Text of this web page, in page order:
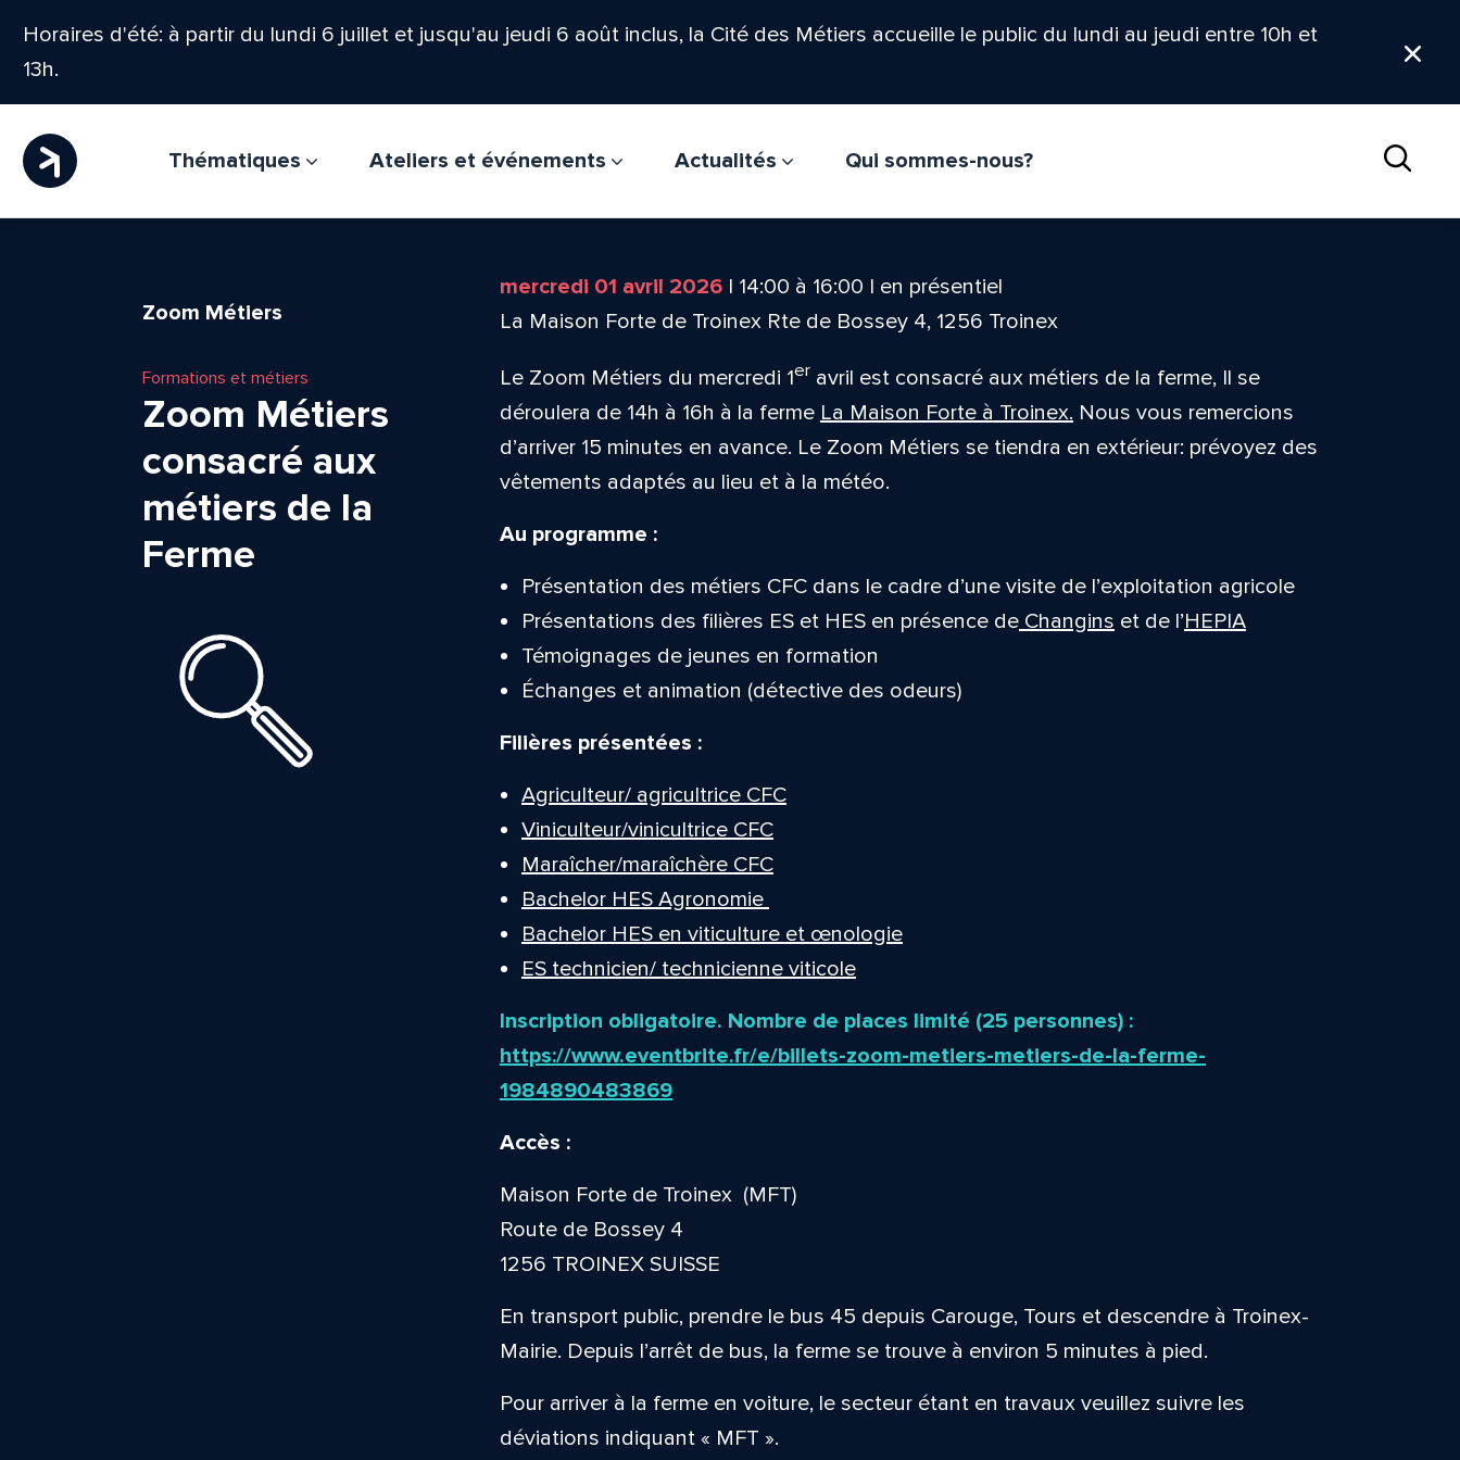
Horaires d'été: à partir du lundi 6 juillet et jusqu'au jeudi 6 août inclus, la Cité des Métiers accueille le public du lundi au jeudi entre 10h et
13h.
Thématiques Ateliers et événements Actualités
Qui sommes-nous?
Zoom Métiers
Formations et métiers
Zoom Métiers
consacré aux
métiers de la
Ferme
mercredi 01 avril 2026| 14:00 à 16:00 | en présentiel
La Maison Forte de Troinex Rte de Bossey 4, 1256 Troinex
Le Zoom Métiers du mercredi 1er avril est consacré aux métiers de la ferme, Il se
déroulera de 14h à 16h à la ferme La Maison Forte à Troinex. Nous vous remercions
d’arriver 15 minutes en avance. Le Zoom Métiers se tiendra en extérieur: prévoyez des
vêtements adaptés au lieu et à la météo.
Au programme :
Présentation des métiers CFC dans le cadre d’une visite de l’exploitation agricole
Présentations des filières ES et HES en présence deChangins et de l’HEPIA
Témoignages de jeunes en formation
Échanges et animation (détective des odeurs)
Filières présentées :
Agriculteur/ agricultrice CFC
Viniculteur/vinicultrice CFC
Maraîcher/maraîchère CFC
Bachelor HES Agronomie
Bachelor HES en viticulture et œnologie
ES technicien/ technicienne viticole
Inscription obligatoire. Nombre de places limité (25 personnes) :
https://www.eventbrite.fr/e/billets-zoom-metiers-metiers-de-la-ferme-
1984890483869
Accès :
Maison Forte de Troinex (MFT)
Route de Bossey 4
1256 TROINEX SUISSE
En transport public, prendre le bus 45 depuis Carouge, Tours et descendre à Troinex-
Mairie. Depuis l’arrêt de bus, la ferme se trouve à environ 5 minutes à pied.
Pour arriver à la ferme en voiture, le secteur étant en travaux veuillez suivre les
déviations indiquant « MFT ».